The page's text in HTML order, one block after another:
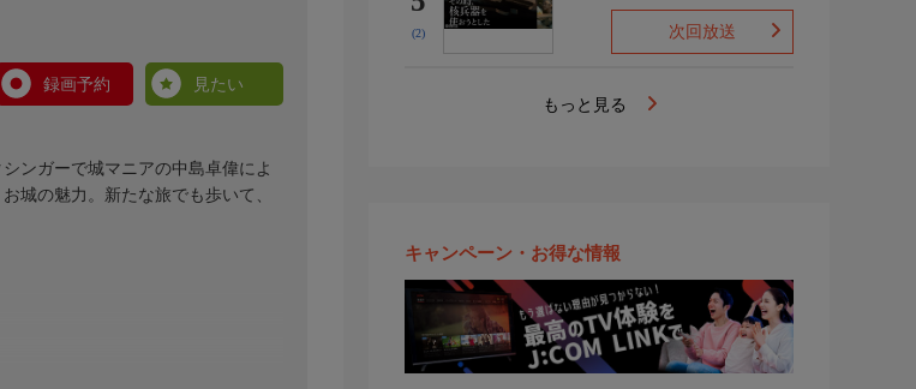
録画予約
見たい
ンガーで城マニアの中島卓偉によ
城の魅力。新たな旅でも歩いて、
(2) 次回放送
もっと見る
キャンペーン・お得な情報